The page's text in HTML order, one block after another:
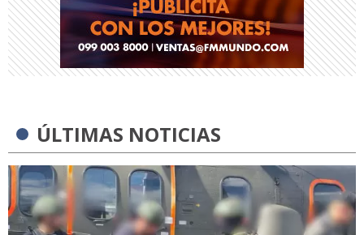
ÚLTIMAS NOTICIAS